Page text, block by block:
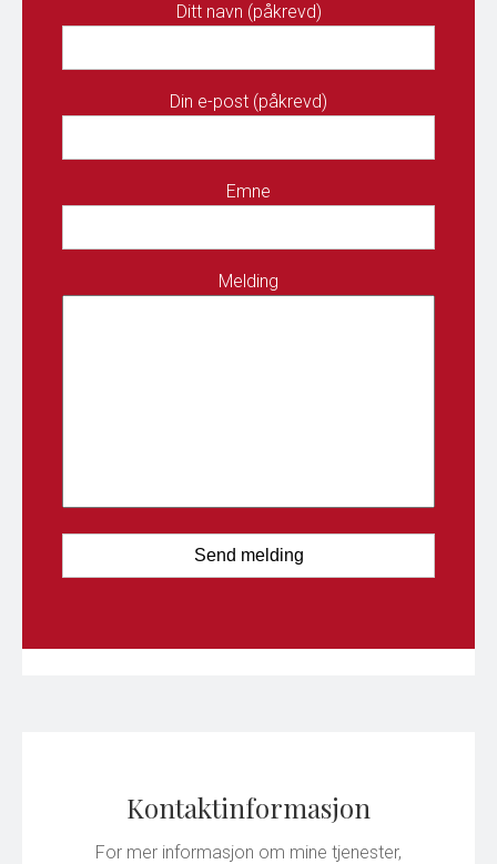
Ditt navn (påkrevd)
Din e-post (påkrevd)
Emne
Melding
Kontaktinformasjon
For mer informasjon om mine tjenester,